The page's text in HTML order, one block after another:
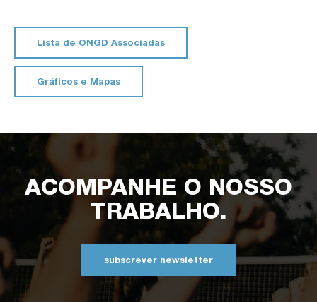
elderly people), 4 national volunteering projects (with
children and young people, elderly people, homeless
people, teenage mothers) and 1 international mission in
Mozambique.
service to others and in groups. For this reason,
GASPORTO promotes the training of the volunteers
through several internal activities.
Lista de ONGD Associadas
Gráficos e Mapas
ACOMPANHE O NOSSO
TRABALHO.
subscrever newsletter